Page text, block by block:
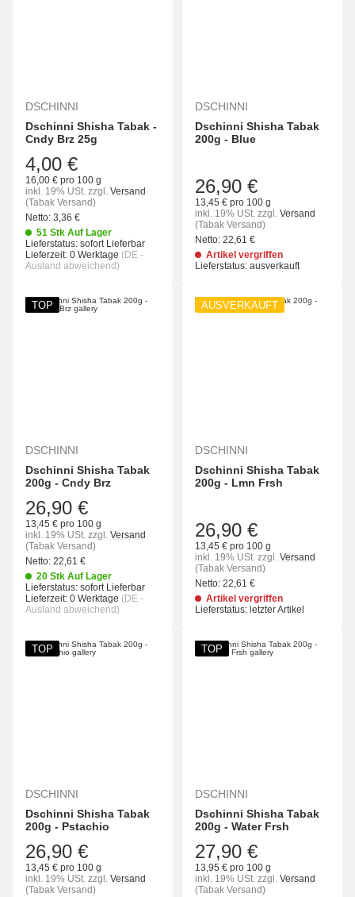
DSCHINNI
Dschinni Shisha Tabak -
Cndy Brz 25g
4,00 €
16,00 € pro 100 g
inkl. 19% USt. zzgl. Versand
(Tabak Versand)
Netto: 3,36 €
51 Stk Auf Lager
Lieferstatus: sofort Lieferbar
Lieferzeit: 0 Werktage (DE -
Ausland abweichend)
DSCHINNI
Dschinni Shisha Tabak
200g - Blue
26,90 €
13,45 € pro 100 g
inkl. 19% USt. zzgl. Versand
(Tabak Versand)
Netto: 22,61 €
Artikel vergriffen
Lieferstatus: ausverkauft
TOP
DSCHINNI
Dschinni Shisha Tabak
200g - Cndy Brz
26,90 €
13,45 € pro 100 g
inkl. 19% USt. zzgl. Versand
(Tabak Versand)
Netto: 22,61 €
20 Stk Auf Lager
Lieferstatus: sofort Lieferbar
Lieferzeit: 0 Werktage (DE -
Ausland abweichend)
AUSVERKAUFT
DSCHINNI
Dschinni Shisha Tabak
200g - Lmn Frsh
26,90 €
13,45 € pro 100 g
inkl. 19% USt. zzgl. Versand
(Tabak Versand)
Netto: 22,61 €
Artikel vergriffen
Lieferstatus: letzter Artikel
TOP
DSCHINNI
Dschinni Shisha Tabak
200g - Pstachio
26,90 €
13,45 € pro 100 g
inkl. 19% USt. zzgl. Versand
(Tabak Versand)
TOP
DSCHINNI
Dschinni Shisha Tabak
200g - Water Frsh
27,90 €
13,95 € pro 100 g
inkl. 19% USt. zzgl. Versand
(Tabak Versand)